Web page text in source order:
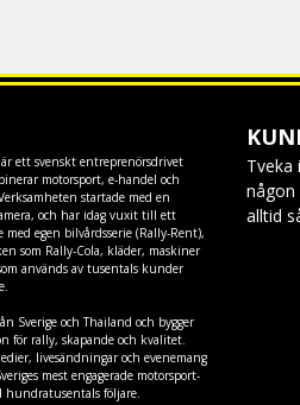
ett svenskt entreprenörsdrivet
motorsport, e-handel och
startade med en
och har idag vuxit till ett
med egen bilvårdsserie (Rally-Rent),
som Rally-Cola, kläder, maskiner
används av tusentals kunder
Sverige och Thailand och bygger
för rally, skapande och kvalitet.
livesändningar och evenemang
mest engagerade motorsport-
hundratusentals följare.
någon
alltid